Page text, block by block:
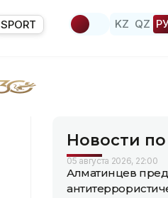
SPORT KZ QZ
Новости
05 августа 2026, 22:00
Алматинцев